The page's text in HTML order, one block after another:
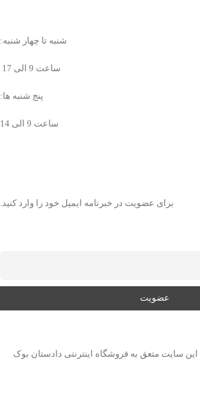
شنبه تا چهار شنبه:
ساعت 9 الی 17
پنج شنبه ها:
ساعت 9 الی 14
برای عضویت در خبرنامه ایمیل خود را وارد کنید.
سایت متعق به فروشگاه اینترنتی دادستان بوک